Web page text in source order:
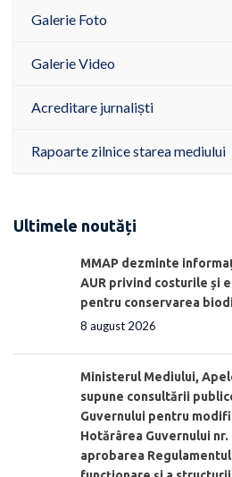
Galerie Foto
Galerie Video
Acreditare jurnaliști
Rapoarte zilnice starea mediului
Ultimele noutăți
MMAP dezminte
AUR privind costurile și
pentru conservarea
8 august 2026
Ministerul Mediului,
supune consultării
Guvernului pentru
Hotărârea Guvernului nr.
aprobarea